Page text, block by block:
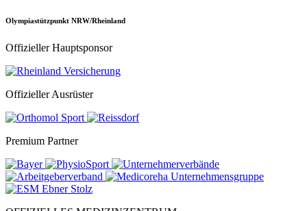
Olympiastützpunkt NRW/Rheinland
Offizieller Hauptsponsor
Offizieller Ausrüster
Premium Partner